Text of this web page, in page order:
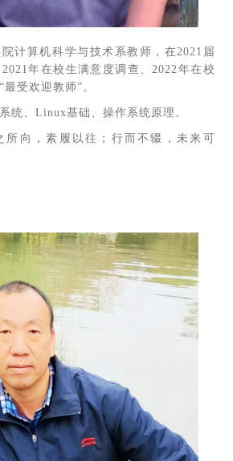
计算机科学与技术系教师，在2021届
年在校生满意度调查、2022年在校
受欢迎教师”。
统、Linux基础、操作系统原理。
所向，素履以往；行而不辍，未来可